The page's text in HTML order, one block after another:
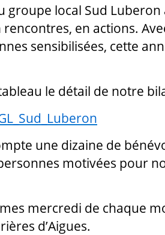
groupe local Sud Luberon
en actions.
sensibilisées, cette
le détail de notre
une dizaine de
motivées pour
mercredi de chaque
d’Aigues.